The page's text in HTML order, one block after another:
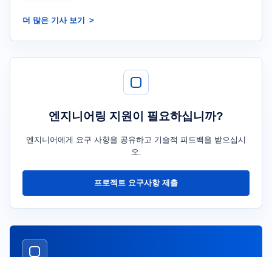
더 많은 기사 보기
엔지니어링 지원이 필요하십니까?
엔지니어에게 요구 사항을 공유하고 기술적 피드백을 받으십시
오.
프로젝트 요구사항 제출